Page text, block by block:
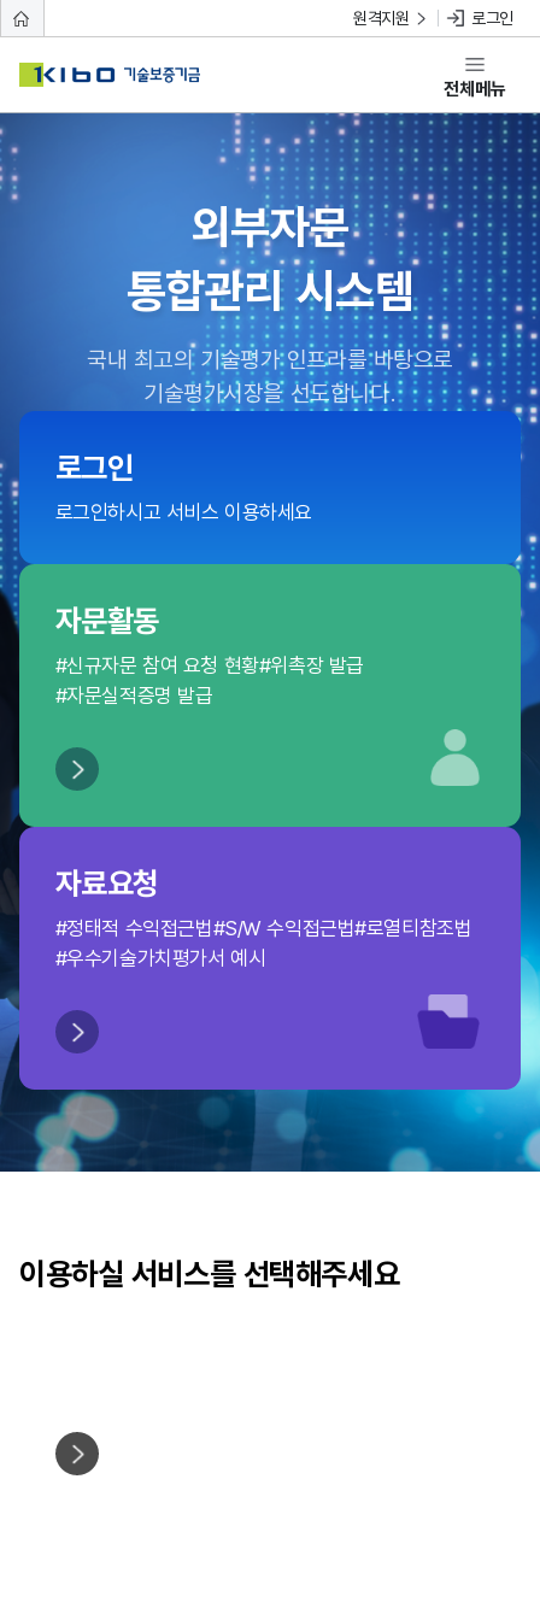
원격지원 로그인
전체메뉴
외부자문
통합관리 시스템
국내 최고의 기술평가 인프라를 바탕으로
기술평가시장을 선도합니다.
로그인
로그인하시고 서비스 이용하세요
자문활동
#신규자문 참여 요청 현황#위촉장 발급
#자문실적증명 발급
자료요청
#정태적 수익접근법#S/W 수익접근법#로열티참조법
#우수기술가치평가서 예시
이용하실 서비스를 선택해주세요